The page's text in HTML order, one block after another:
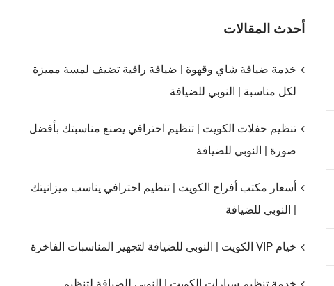
أحدث المقالات
خدمة ضيافة شاي وقهوة | ضيافة راقية تضيف لمسة مميزة
لكل مناسبة | النوبي للضيافة
تنظيم حفلات الكويت | تنظيم احترافي يصنع مناسبتك بأفضل
صورة | النوبي للضيافة
أسعار مكتب أفراح الكويت | تنظيم احترافي يناسب ميزانيتك
| النوبي للضيافة
خيام VIP الكويت | النوبي للضيافة لتجهيز المناسبات الفاخرة